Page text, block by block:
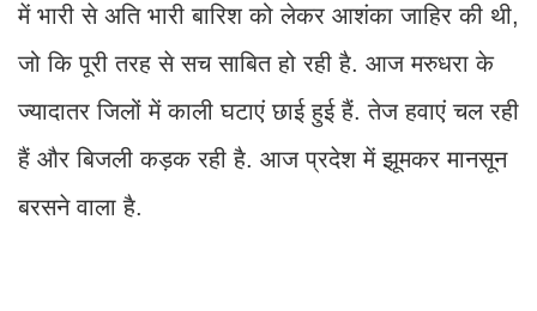
में भारी से अति भारी बारिश को लेकर आशंका जाहिर की थी,
जो कि पूरी तरह से सच साबित हो रही है. आज मरुधरा के
ज्यादातर जिलों में काली घटाएं छाई हुई हैं. तेज हवाएं चल रही
हैं और बिजली कड़क रही है. आज प्रदेश में झूमकर मानसून
बरसने वाला है.